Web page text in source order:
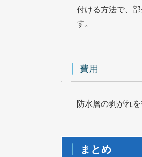
付ける方法で、
す。
費用
防水層の剥がれ
まとめ